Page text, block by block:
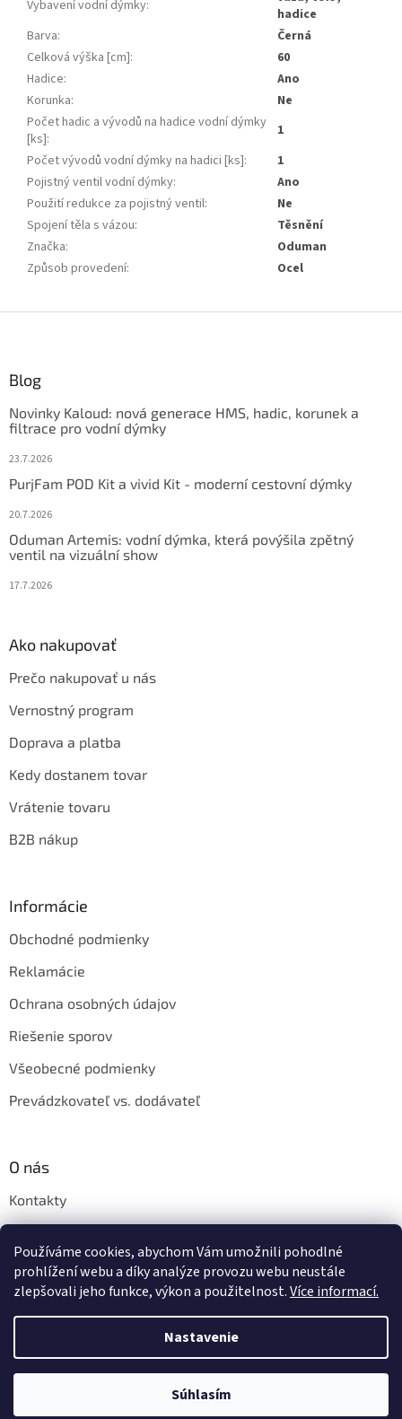
Používáme cookies, abychom Vám umožnili pohodlné
prohlížení webu a díky analýze provozu webu neustále
zlepšovali jeho funkce, výkon a použitelnost.Více informací.
Nastavenie
Súhlasím
Vybavení vodní dýmky:
hadice
Barva:
Černá
Celková výška [cm]:
60
Hadice:
Ano
Korunka:
Ne
Počet hadic a vývodů na hadice vodní dýmky
[ks]:
1
Počet vývodů vodní dýmky na hadici [ks]:
1
Pojistný ventil vodní dýmky:
Ano
Použití redukce za pojistný ventil:
Ne
Spojení těla s vázou:
Těsnění
Značka:
Oduman
Způsob provedení: Ocel
Blog
Novinky Kaloud: nová generace HMS, hadic, korunek a
filtrace pro vodní dýmky
23.7.2026
PurjFam POD Kit a vivid Kit - moderní cestovní dýmky
20.7.2026
Oduman Artemis: vodní dýmka, která povýšila zpětný
ventil na vizuální show
17.7.2026
Ako nakupovať
Prečo nakupovať u nás
Vernostný program
Doprava a platba
Kedy dostanem tovar
Vrátenie tovaru
B2B nákup
Informácie
Obchodné podmienky
Reklamácie
Ochrana osobných údajov
Riešenie sporov
Všeobecné podmienky
Prevádzkovateľ vs. dodávateľ
O nás
Kontakty
Napíšte nám
Vytvoril Shoptet
Shishastyle.sk. Všetky práva vyhradené.